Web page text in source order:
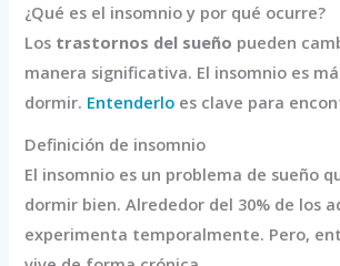
¿Qué es el insomnio y por qué ocurre?
Los trastornos del sueño pueden
manera significativa. El insomnio es
dormir. Entenderlo es clave para
Definición de insomnio
El insomnio es un problema de sueño
dormir bien. Alrededor del 30% de los
experimenta temporalmente. Pero,